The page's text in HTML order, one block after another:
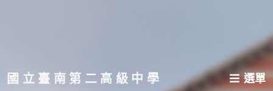
主國立臺南第二高級中學 選單